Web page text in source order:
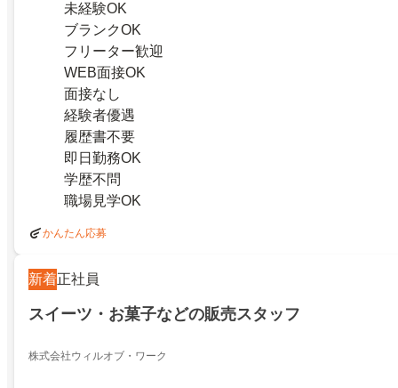
未経験OK
ブランクOK
フリーター歓迎
WEB面接OK
面接なし
経験者優遇
履歴書不要
即日勤務OK
学歴不問
職場見学OK
かんたん応募
新着正社員
スイーツ・お菓子などの販売スタッフ
株式会社ウィルオブ・ワーク